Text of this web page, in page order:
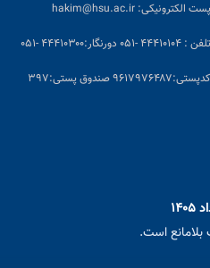
الکترونیکی: hakim@hsu.ac.ir
: ۴۴۴۱۰۱۰۴ -۰۵۱ دورنگار:۴۴۴۱۰۳۰۰ -۰۵۱
پستی:۹۶۱۷۹۷۶۴۸۷ صندوق پستی:۳۹۷
است.